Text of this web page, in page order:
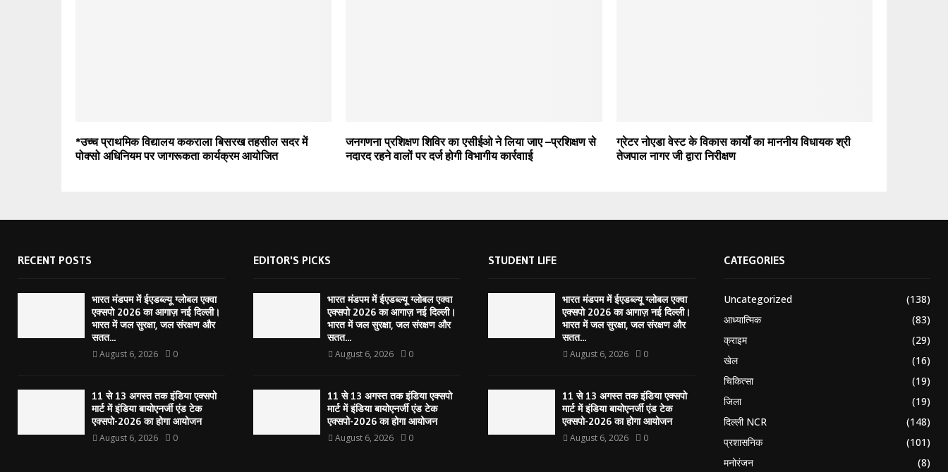
*उच्च प्राथमिक विद्यालय ककराला बिसरख तहसील सदर में
पोक्सो अधिनियम पर जागरूकता कार्यक्रम आयोजित
जनगणना प्रशिक्षण शिविर का एसीईओ ने लिया जाए –प्रशिक्षण से
नदारद रहने वालों पर दर्ज होगी विभागीय कार्रवााई
ग्रेटर नोएडा वेस्ट के विकास कार्यों का माननीय विधायक श्री
तेजपाल नागर जी द्वारा निरीक्षण
RECENT POSTS
भारत मंडपम में ईएडब्ल्यू ग्लोबल एक्वा
एक्सपो 2026 का आगाज़ नई दिल्ली।
भारत में जल सुरक्षा, जल संरक्षण और
सतत...
August 6, 2026 0
11 से 13 अगस्त तक इंडिया एक्सपो
मार्ट में इंडिया बायोएनर्जी एंड टेक
एक्सपो-2026 का होगा आयोजन
August 6, 2026 0
EDITOR'S PICKS
भारत मंडपम में ईएडब्ल्यू ग्लोबल एक्वा
एक्सपो 2026 का आगाज़ नई दिल्ली।
भारत में जल सुरक्षा, जल संरक्षण और
सतत...
August 6, 2026 0
11 से 13 अगस्त तक इंडिया एक्सपो
मार्ट में इंडिया बायोएनर्जी एंड टेक
एक्सपो-2026 का होगा आयोजन
August 6, 2026 0
STUDENT LIFE
भारत मंडपम में ईएडब्ल्यू ग्लोबल एक्वा
एक्सपो 2026 का आगाज़ नई दिल्ली।
भारत में जल सुरक्षा, जल संरक्षण और
सतत...
August 6, 2026 0
11 से 13 अगस्त तक इंडिया एक्सपो
मार्ट में इंडिया बायोएनर्जी एंड टेक
एक्सपो-2026 का होगा आयोजन
August 6, 2026 0
CATEGORIES
Uncategorized
(138)
आध्यात्मिक
(83)
क्राइम
(29)
खेल
(16)
चिकित्सा
(19)
जिला
(19)
दिल्ली NCR
(148)
प्रशासनिक
(101)
मनोरंजन
(8)